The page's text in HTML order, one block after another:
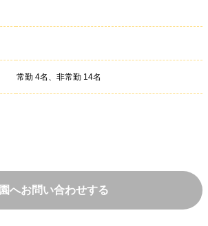
常勤 4名、非常勤 14名
園へお問い合わせする